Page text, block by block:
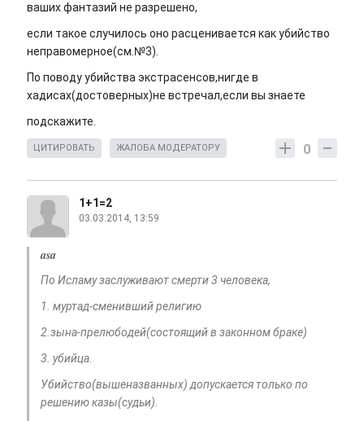
ваших фантазий не разрешено,
если такое случилось оно расценивается как убийство
неправомерное(см.№3).
По поводу убийства экстрасенсов,нигде в
хадисах(достоверных)не встречал,если вы знаете
подскажите.
0
ЦИТИРОВАТЬ ЖАЛОБА МОДЕРАТОРУ
1+1=2
03.03.2014, 13:59
asa
По Исламу заслуживают смерти 3 человека,
1. муртад-сменивший религию
2.зына-прелюбодей(состоящий в законном браке)
3. убийца.
Убийство(вышеназванных) допускается только по
решению казы(судьи).